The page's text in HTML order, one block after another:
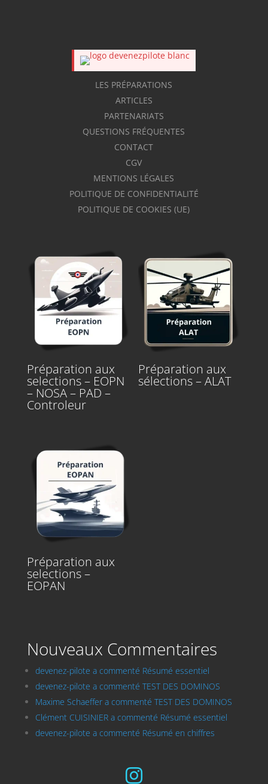
LES PRÉPARATIONS
ARTICLES
PARTENARIATS
QUESTIONS FRÉQUENTES
CONTACT
CGV
MENTIONS LÉGALES
POLITIQUE DE CONFIDENTIALITÉ
POLITIQUE DE COOKIES (UE)
Préparation aux
selections – EOPN
– NOSA – PAD –
Controleur
Préparation aux
sélections – ALAT
Préparation aux
selections –
EOPAN
Nouveaux Commentaires
devenez-pilote a commenté Résumé essentiel
devenez-pilote a commenté TEST DES DOMINOS
Maxime Schaeffer a commenté TEST DES DOMINOS
Clément CUISINIER a commenté Résumé essentiel
devenez-pilote a commenté Résumé en chiffres
